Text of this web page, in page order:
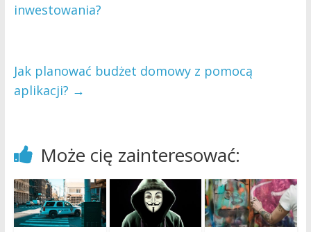
inwestowania?
Jak planować budżet domowy z pomocą
aplikacji? →
Może cię zainteresować: